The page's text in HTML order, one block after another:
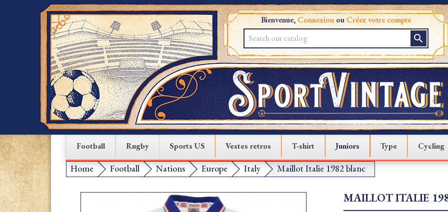
Bienvenue, ConnexionouCréez votre compte
search
Football Rugby Sports US Vestes retros T-shirt Juniors Type Cycling
Home Football Nations Europe Italy Maillot Italie 1982 blanc
MAILLOT ITALIE